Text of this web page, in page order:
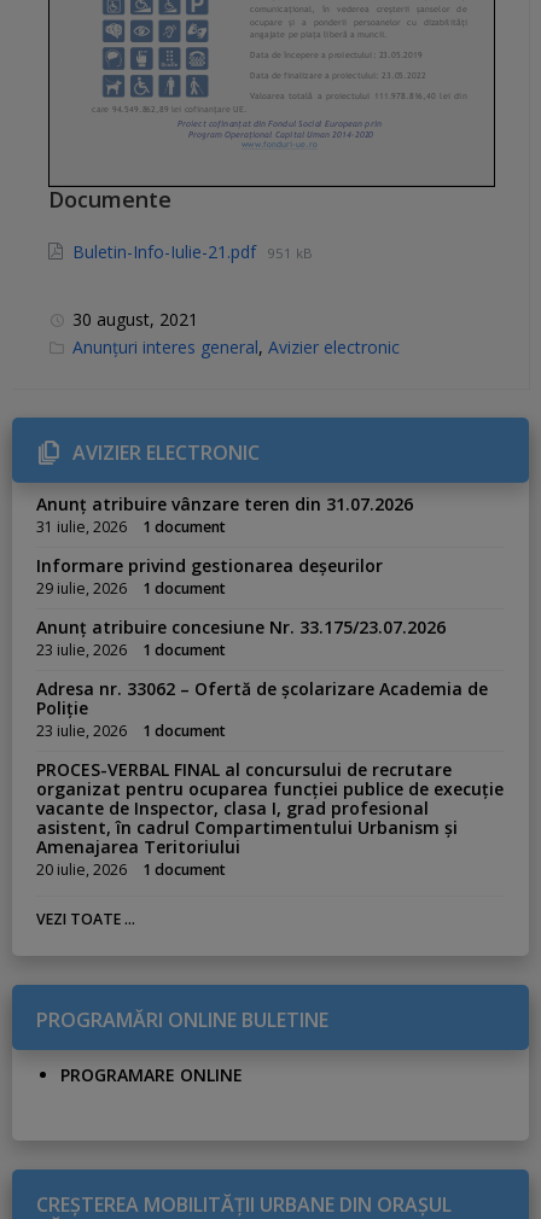
Documente
Buletin-Info-Iulie-21.pdf 951 kB
30 august, 2021
C
r
i
e
s
Anunțuri interes general, Avizier electronic
AVIZIER ELECTRONIC
Anunț atribuire vânzare teren din 31.07.2026
31 iulie, 2026 1 document
Informare privind gestionarea deșeurilor
29 iulie, 2026 1 document
Anunț atribuire concesiune Nr. 33.175/23.07.2026
23 iulie, 2026 1 document
Adresa nr. 33062 – Ofertă de școlarizare Academia de
Poliție
23 iulie, 2026 1 document
PROCES-VERBAL FINAL al concursului de recrutare
organizat pentru ocuparea funcției publice de execuție
vacante de Inspector, clasa I, grad profesional
asistent, în cadrul Compartimentului Urbanism și
Amenajarea Teritoriului
20 iulie, 2026 1 document
VEZI TOATE ...
PROGRAMĂRI ONLINE BULETINE
PROGRAMARE ONLINE
CREŞTEREA MOBILITĂŢII URBANE DIN ORAŞUL